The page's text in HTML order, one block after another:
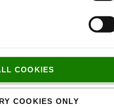
COOKIES
COOKIES ONLY